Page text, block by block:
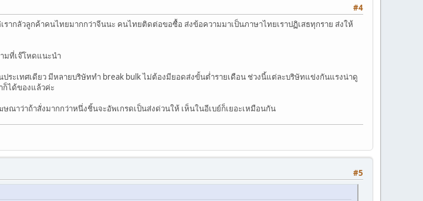
#4
ากลัวลูกค้าคนไทยมากกว่าจีนนะ คนไทยติดต่อขอซื้อ ส่งข้อความมาเป็นภาษาไทยเราปฏิเสธทุกราย ส่งให้
มที่เจ๊โหดแนะนำ
ระเทศเดียว มีหลายบริษัททำ break bulk ไม่ต้องมียอดส่งขั้นต่ำรายเดือน ช่วงนี้แต่ละบริษัทแข่งกันแรงน่าดู
ก็ได้ของแล้วค่ะ
ณาว่าถ้าสั่งมากกว่าหนึ่งชิ้นจะอัพเกรดเป็นส่งด่วนให้ เห็นในอีเบย์ก็เยอะเหมือนกัน
#5